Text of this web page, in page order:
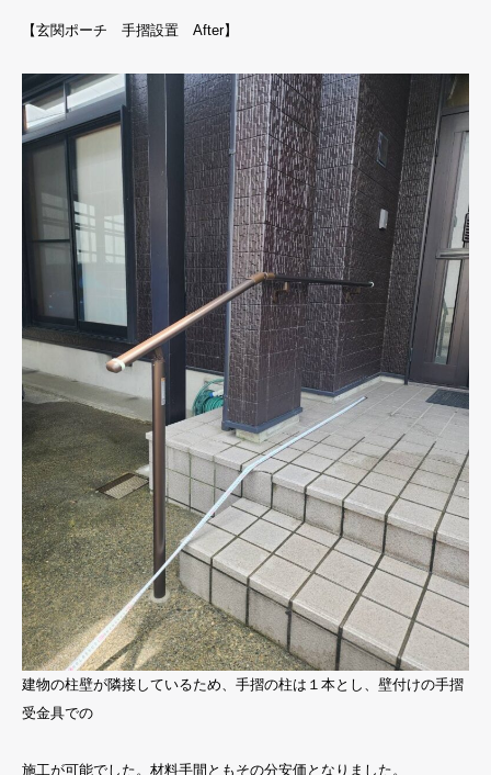
【玄関ポーチ 手摺設置 After】
建物の柱壁が隣接しているため、手摺の柱は１本とし、壁付けの手摺
受金具での
施工が可能でした。材料手間ともその分安価となりました。